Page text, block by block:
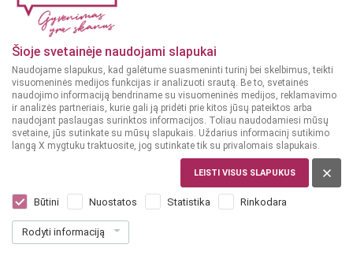
Šioje svetainėje naudojami slapukai
Naudojame slapukus, kad galėtume suasmeninti turinį bei skelbimus, teikti
visuomeninės medijos funkcijas ir analizuoti srautą. Be to, svetainės
naudojimo informaciją bendriname su visuomeninės medijos, reklamavimo
ir analizės partneriais, kurie gali ją pridėti prie kitos jūsų pateiktos arba
naudojant paslaugas surinktos informacijos. Toliau naudodamiesi mūsų
svetaine, jūs sutinkate su mūsų slapukais. Uždarius informacinį sutikimo
langą X mygtuku traktuosite, jog sutinkate tik su privalomais slapukais.
LEISTI VISUS SLAPUKUS
Būtini Nuostatos Statistika Rinkodara
Rodyti informaciją
Maison Castel Grenache Pays d'Oc 0,75 l
Dar nėra balsų, galite įvertinti
99